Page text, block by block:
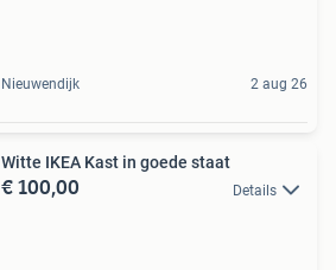
Nieuwendijk 2 aug 26
Witte IKEA Kast in goede staat
€ 100,00 Details